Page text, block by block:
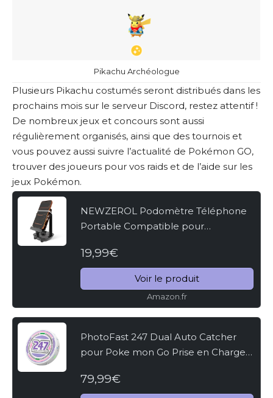
Pikachu Archéologue
Plusieurs Pikachu costumés seront distribués dans les
prochains mois sur le serveur Discord, restez attentif !
De nombreux jeux et concours sont aussi
régulièrement organisés, ainsi que des tournois et
vous pouvez aussi suivre l’actualité de Pokémon GO,
trouver des joueurs pour vos raids et de l’aide sur les
jeux Pokémon.
NEWZEROL Podomètre Téléphone
Portable Compatible pour
Plus,[Œufs à Couver ou Bonbons
Copains][Version Muette]
Équipement...
19,99€
Voir le produit
Amazon.fr
PhotoFast 247 Dual Auto Catcher
pour Poke mon Go Prise en Charge
Tapotement/Reconnexion
79,99€